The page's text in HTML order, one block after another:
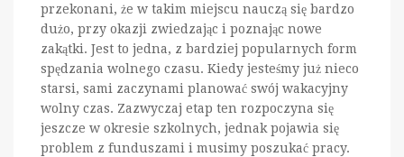
przekonani, że w takim miejscu nauczą się bardzo
dużo, przy okazji zwiedzając i poznając nowe
zakątki. Jest to jedna, z bardziej popularnych form
spędzania wolnego czasu. Kiedy jesteśmy już nieco
starsi, sami zaczynami planować swój wakacyjny
wolny czas. Zazwyczaj etap ten rozpoczyna się
jeszcze w okresie szkolnych, jednak pojawia się
problem z funduszami i musimy poszukać pracy.